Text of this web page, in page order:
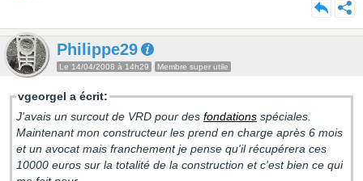
Philippe29
Le 14/04/2008 à 14h29 Membre super utile
vgeorgel a écrit:
J'avais un surcout de VRD pour des fondations spéciales.
Maintenant mon constructeur les prend en charge après 6 mois
et un avocat mais franchement je pense qu'il récupérera ces
10000 euros sur la totalité de la construction et c'est bien ce qui